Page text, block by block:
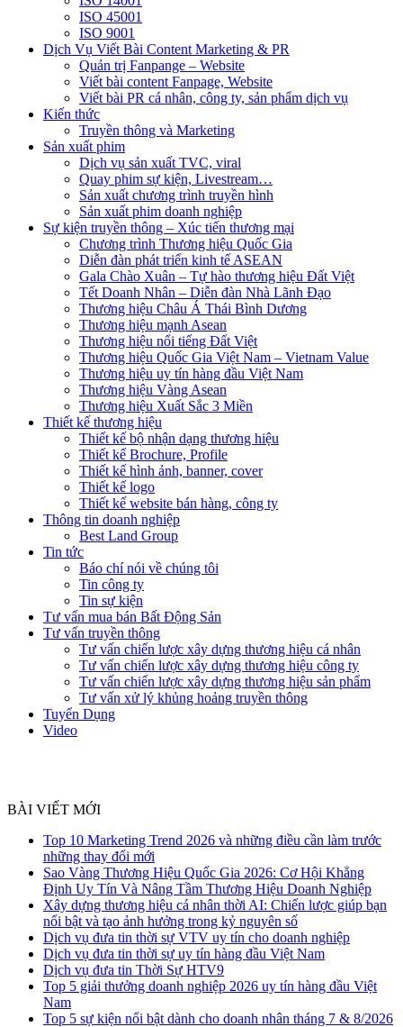
ISO 45001
ISO 9001
Dịch Vụ Viết Bài Content Marketing & PR
Quản trị Fanpange – Website
Viết bài content Fanpage, Website
Viết bài PR cá nhân, công ty, sản phẩm dịch vụ
Kiến thức
Truyền thông và Marketing
Sản xuất phim
Dịch vụ sản xuất TVC, viral
Quay phim sự kiện, Livestream…
Sản xuất chương trình truyền hình
Sản xuất phim doanh nghiệp
Sự kiện truyền thông – Xúc tiến thương mại
Chương trình Thương hiệu Quốc Gia
Diễn đàn phát triển kinh tế ASEAN
Gala Chào Xuân – Tự hào thương hiệu Đất Việt
Tết Doanh Nhân – Diễn đàn Nhà Lãnh Đạo
Thương hiệu Châu Á Thái Bình Dương
Thương hiệu mạnh Asean
Thương hiệu nổi tiếng Đất Việt
Thương hiệu Quốc Gia Việt Nam – Vietnam Value
Thương hiệu uy tín hàng đầu Việt Nam
Thương hiệu Vàng Asean
Thương hiệu Xuất Sắc 3 Miền
Thiết kế thương hiệu
Thiết kế bộ nhận dạng thương hiệu
Thiết kế Brochure, Profile
Thiết kế hình ảnh, banner, cover
Thiết kế logo
Thiết kế website bán hàng, công ty
Thông tin doanh nghiệp
Best Land Group
Tin tức
Báo chí nói về chúng tôi
Tin công ty
Tin sự kiện
Tư vấn mua bán Bất Động Sản
Tư vấn truyền thông
Tư vấn chiến lược xây dựng thương hiệu cá nhân
Tư vấn chiến lược xây dựng thương hiệu công ty
Tư vấn chiến lược xây dựng thương hiệu sản phẩm
Tư vấn xử lý khủng hoảng truyền thông
Tuyển Dụng
Video
BÀI VIẾT MỚI
Top 10 Marketing Trend 2026 và những điều cần làm trước
những thay đổi mới
Sao Vàng Thương Hiệu Quốc Gia 2026: Cơ Hội Khẳng
Định Uy Tín Và Nâng Tầm Thương Hiệu Doanh Nghiệp
Xây dựng thương hiệu cá nhân thời AI: Chiến lược giúp bạn
nổi bật và tạo ảnh hưởng trong kỷ nguyên số
Dịch vụ đưa tin thời sự VTV uy tín cho doanh nghiệp
Dịch vụ đưa tin thời sự uy tín hàng đầu Việt Nam
Dịch vụ đưa tin Thời Sự HTV9
Top 5 giải thưởng doanh nghiệp 2026 uy tín hàng đầu Việt
Nam
Top 5 sự kiện nổi bật dành cho doanh nhân tháng 7 & 8/2026